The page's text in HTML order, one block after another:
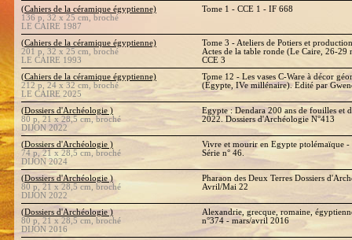
(Cahiers de la céramique égyptienne)
136 p, 32 x 25 cm, broché
LE CAIRE 1987
Tome 1 - CCE 1 - IF 668
(Cahiers de la céramique égyptienne)
201 p, 32 x 25 cm, broché
LE CAIRE 1993
Tome 3 - Ateliers de Potiers et
Actes de la table ronde (Le Caire, 26-
CCE 3
(Cahiers de la céramique égyptienne)
212 p, 24 x 32 cm, broché
LE CAIRE 2025
Tome 12 - Les vases C-Ware à décor
(Égypte, IVe millénaire). Edité par
(Dossiers d'Archéologie )
80 p, 21 x 28,5 cm, broché
DIJON 2022
Egypte : Dendara 200 ans de fouilles et
2022. Dossiers d'Archéologie N°413
(Dossiers d'Archéologie )
74 p, 21 x 28,5 cm, broché
DIJON 2024
Vivre et mourir en Egypte ptolémaïque -
Série n° 46.
(Dossiers d'Archéologie )
80 p, 21 x 28,5 cm, broché
DIJON 2022
Pharaon des Deux Terres Dossiers
Avril/Mai 22
(Dossiers d'Archéologie )
80 p, 21 x 28,5 cm, broché
DIJON 2016
Alexandrie, grecque, romaine,
n°374 - mars/avril 2016